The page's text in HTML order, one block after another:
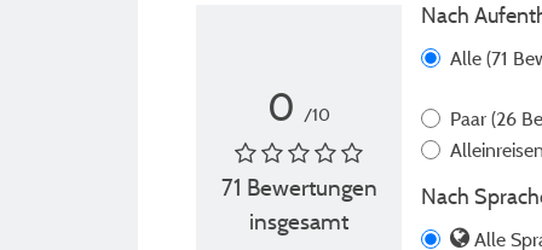
0 /10
71 Bewertungen
insgesamt
Nach
Alle (71
Paar (26
Nach
Alle